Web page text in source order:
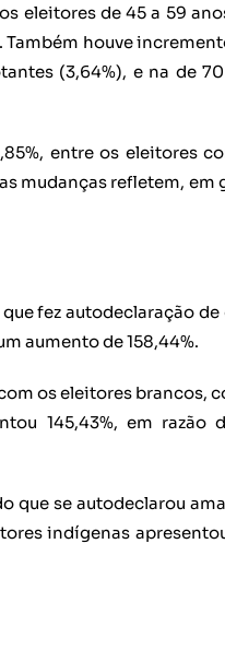
eleitores de 45 a 59
houve
(3,64%), e na de
entre os eleitores
mudanças refletem,
fez autodeclaração
aumento de 158,44%.
os eleitores brancos,
145,43%, em razão
se autodeclarou
indígenas